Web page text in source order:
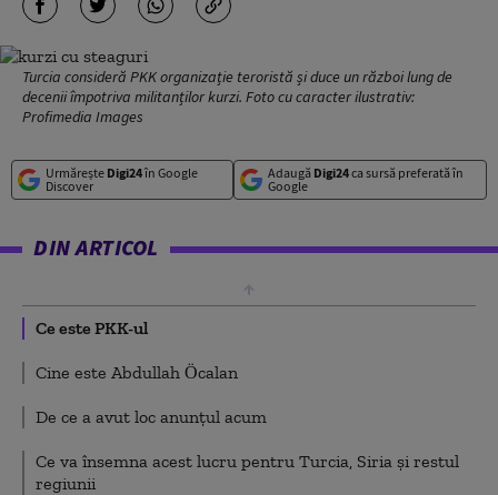
Turcia consideră PKK organizație teroristă și duce un război lung de
decenii împotriva militanților kurzi. Foto cu caracter ilustrativ:
Profimedia Images
Urmărește Digi24în Google
Discover
Adaugă Digi24ca sursă preferată în
Google
DIN ARTICOL
Ce este PKK-ul
Cine este Abdullah Öcalan
De ce a avut loc anunțul acum
Ce va însemna acest lucru pentru Turcia, Siria și restul
regiunii